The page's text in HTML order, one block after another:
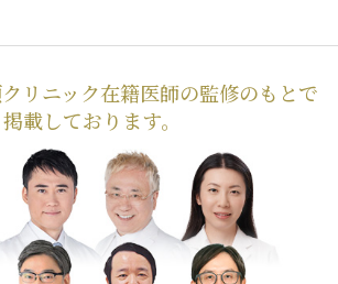
リニック在籍医師の監修のもとで
掲載しております。